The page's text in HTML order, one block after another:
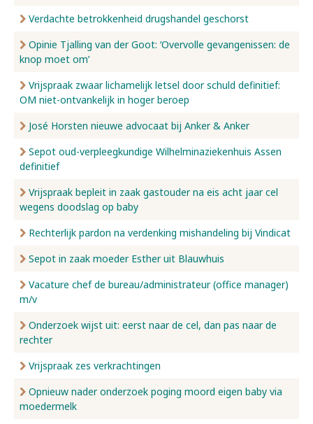
Verdachte betrokkenheid drugshandel geschorst
Opinie Tjalling van der Goot: ‘Overvolle gevangenissen: de
knop moet om’
Vrijspraak zwaar lichamelijk letsel door schuld definitief:
OM niet-ontvankelijk in hoger beroep
José Horsten nieuwe advocaat bij Anker & Anker
Sepot oud-verpleegkundige Wilhelminaziekenhuis Assen
definitief
Vrijspraak bepleit in zaak gastouder na eis acht jaar cel
wegens doodslag op baby
Rechterlijk pardon na verdenking mishandeling bij Vindicat
Sepot in zaak moeder Esther uit Blauwhuis
Vacature chef de bureau/administrateur (office manager)
m/v
Onderzoek wijst uit: eerst naar de cel, dan pas naar de
rechter
Vrijspraak zes verkrachtingen
Opnieuw nader onderzoek poging moord eigen baby via
moedermelk